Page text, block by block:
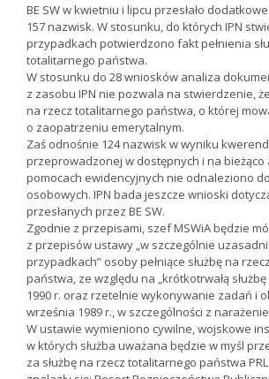
BE SW w kwietniu i lipcu przesłało
157 nazwisk. W stosunku, do których IPN
przypadkach potwierdzono fakt pełnienia
totalitarnego państwa.
W stosunku do 28 wniosków analiza
z zasobu IPN nie pozwala na stwierdzenie,
na rzecz totalitarnego państwa, o której
o zaopatrzeniu emerytalnym.
Zaś odnośnie 124 nazwisk w wyniku
przeprowadzonej w dostępnych i na
pomocach ewidencyjnych nie odnaleziono
osobowych. IPN bada jeszcze wnioski
przesłanych przez BE SW.
Zgodnie z przepisami, szef MSWiA będzie
z przepisów ustawy „w szczególnie
przypadkach” osoby pełniące służbę na
państwa, ze względu na „krótkotrwałą
1990 r. oraz rzetelnie wykonywanie zadań i
września 1989 r., w szczególności z
W ustawie wymieniono cywilne, wojskowe
w których służba uważana będzie w myśl
za służbę na rzecz totalitarnego państwa